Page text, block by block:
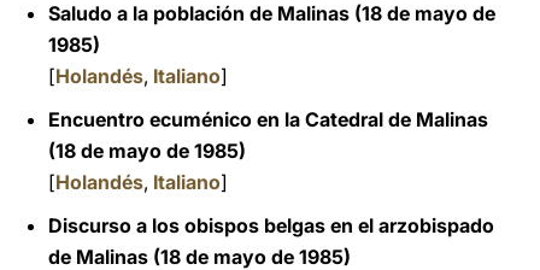
Saludo a la población de Malinas (18 de mayo de
1985)
[Holandés, Italiano]
Encuentro ecuménico en la Catedral de Malinas
(18 de mayo de 1985)
[Holandés, Italiano]
Discurso a los obispos belgas en el arzobispado
de Malinas (18 de mayo de 1985)